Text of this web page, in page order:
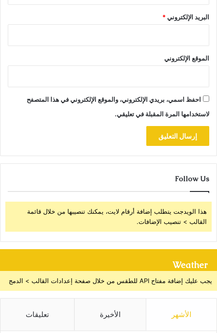
البريد الإلكتروني*
الموقع الإلكتروني
احفظ اسمي، بريدي الإلكتروني، والموقع الإلكتروني في هذا المتصفح
لاستخدامها المرة المقبلة في تعليقي.
Follow Us
هذا الويدجت يتطلب إضافة أرقام لايت، يمكنك تنصيبها من خلال قائمة
القالب > تنصيب الإضافات.
Weather
يجب عليك إضافة مفتاح API للطقس من خلال صفحة إعدادات القالب > الدمج
الأشهر الأخيرة تعليقات